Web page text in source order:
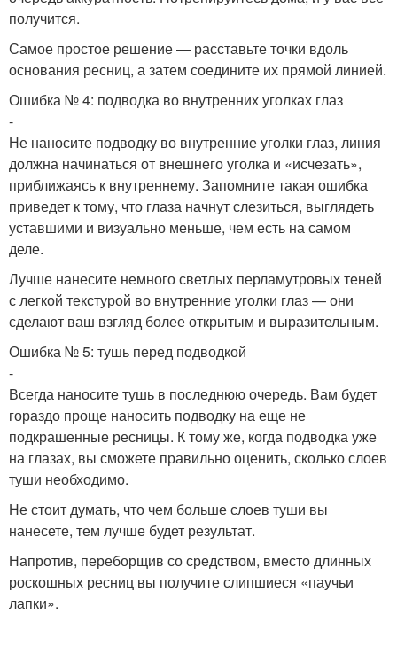
получится.
Самое простое решение — расставьте точки вдоль
основания ресниц, а затем соедините их прямой линией.
Ошибка № 4: подводка во внутренних уголках глаз
-
Не наносите подводку во внутренние уголки глаз, линия
должна начинаться от внешнего уголка и «исчезать»,
приближаясь к внутреннему. Запомните такая ошибка
приведет к тому, что глаза начнут слезиться, выглядеть
уставшими и визуально меньше, чем есть на самом
деле.
Лучше нанесите немного светлых перламутровых теней
с легкой текстурой во внутренние уголки глаз — они
сделают ваш взгляд более открытым и выразительным.
Ошибка № 5: тушь перед подводкой
-
Всегда наносите тушь в последнюю очередь. Вам будет
гораздо проще наносить подводку на еще не
подкрашенные ресницы. К тому же, когда подводка уже
на глазах, вы сможете правильно оценить, сколько слоев
туши необходимо.
Не стоит думать, что чем больше слоев туши вы
нанесете, тем лучше будет результат.
Напротив, переборщив со средством, вместо длинных
роскошных ресниц вы получите слипшиеся «паучьи
лапки».